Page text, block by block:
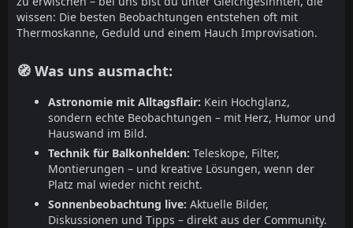
wissen: Die besten Beobachtungen entstehen oft mit
Thermoskanne, Geduld und einem Hauch Improvisation.
🧭 Was uns ausmacht:
Astronomie mit Alltagsflair: Kein Hochglanz,
sondern echte Beobachtungen – mit Herz, Humor und
Hauswand im Bild.
Technik für Balkonhelden: Teleskope, Filter,
Montierungen – und kreative Lösungen, wenn der
Platz mal wieder nicht reicht.
Sonnenbeobachtung live: Aktuelle Bilder,
Diskussionen und Tipps – direkt aus der Community.